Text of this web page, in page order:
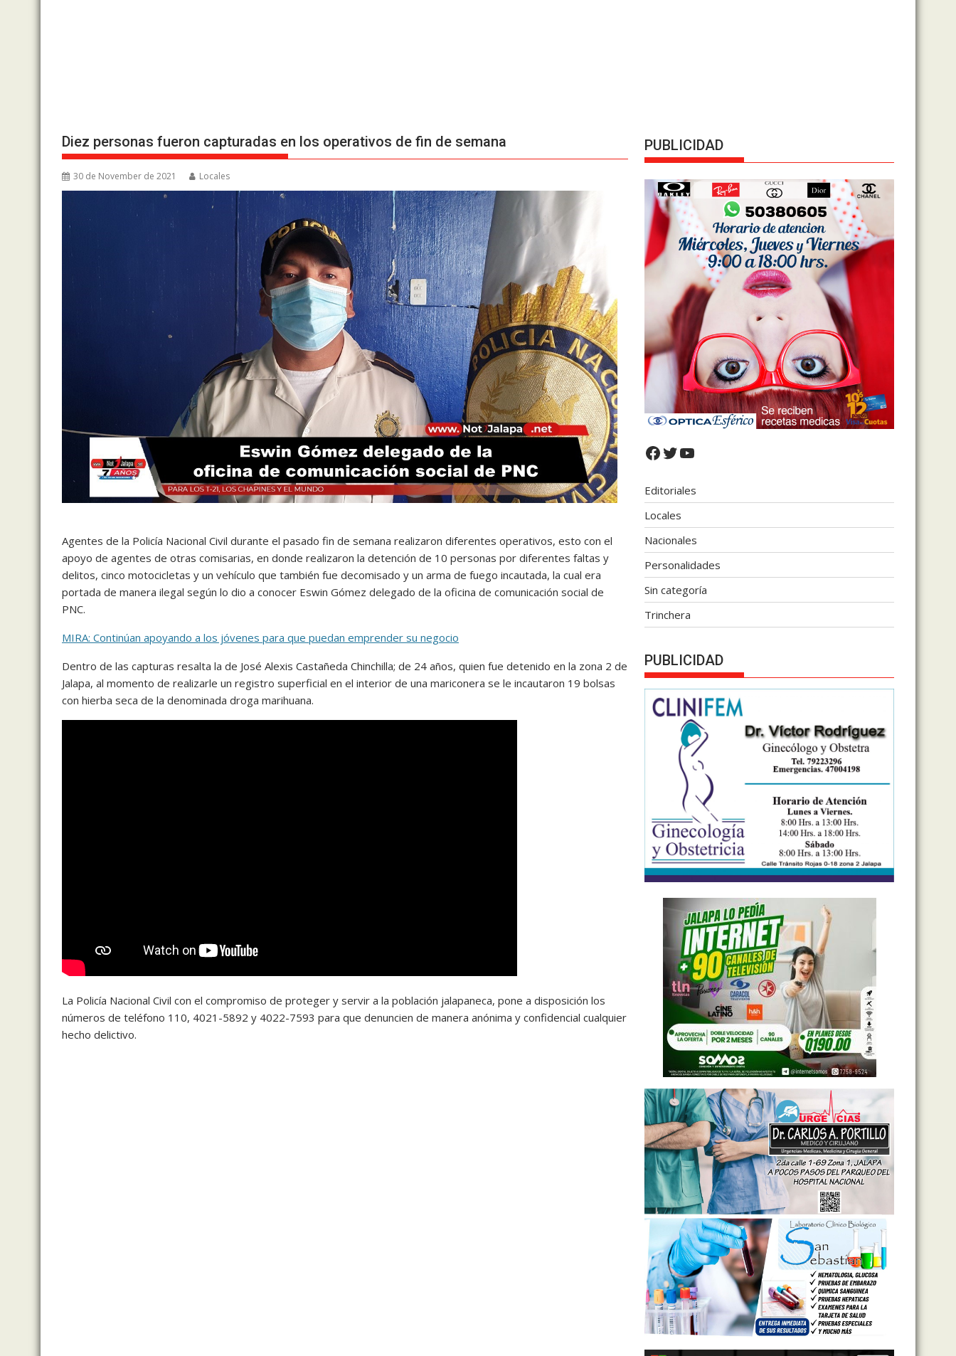
Diez personas fueron capturadas en los operativos de fin de semana
30 de November de 2021 Locales
Agentes de la Policía Nacional Civil durante el pasado fin de semana realizaron diferentes operativos, esto con el
apoyo de agentes de otras comisarias, en donde realizaron la detención de 10 personas por diferentes faltas y
delitos, cinco motocicletas y un vehículo que también fue decomisado y un arma de fuego incautada, la cual era
portada de manera ilegal según lo dio a conocer Eswin Gómez delegado de la oficina de comunicación social de
PNC.
MIRA: Continúan apoyando a los jóvenes para que puedan emprender su negocio
Dentro de las capturas resalta la de José Alexis Castañeda Chinchilla; de 24 años, quien fue detenido en la zona 2 de
Jalapa, al momento de realizarle un registro superficial en el interior de una mariconera se le incautaron 19 bolsas
con hierba seca de la denominada droga marihuana.
La Policía Nacional Civil con el compromiso de proteger y servir a la población jalapaneca, pone a disposición los
números de teléfono 110, 4021-5892 y 4022-7593 para que denuncien de manera anónima y confidencial cualquier
hecho delictivo.
PUBLICIDAD
Facebook
Twitter
YouTube
Editoriales
Locales
Nacionales
Personalidades
Sin categoría
Trinchera
PUBLICIDAD